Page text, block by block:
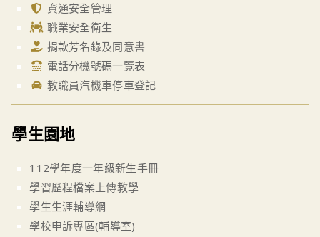
資通安全管理
職業安全衛生
捐款芳名錄及同意書
電話分機號碼一覽表
教職員汽機車停車登記
學生園地
112學年度一年級新生手冊
學習歷程檔案上傳教學
學生生涯輔導網
學校申訴專區(輔導室)